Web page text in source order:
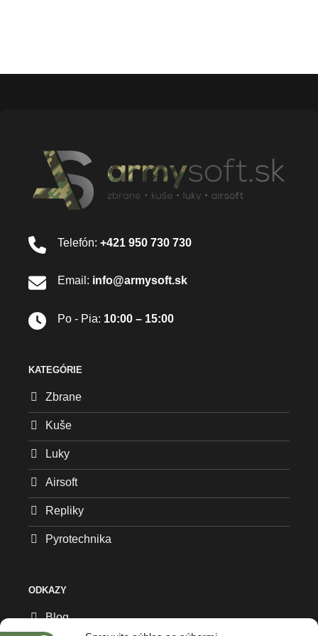
Telefón: +421 950 730 730
Email: info@armysoft.sk
Po - Pia: 10:00 – 15:00
KATEGÓRIE
Zbrane
Kuše
Luky
Airsoft
Repliky
Pyrotechnika
ODKAZY
Blog